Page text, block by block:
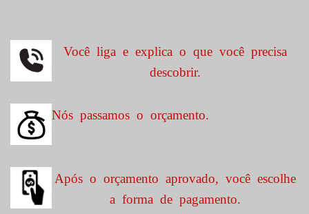
Você liga e explica o que você precisa
descobrir.
Nós passamos o orçamento.
Após o orçamento aprovado, você escolhe
a forma de pagamento.